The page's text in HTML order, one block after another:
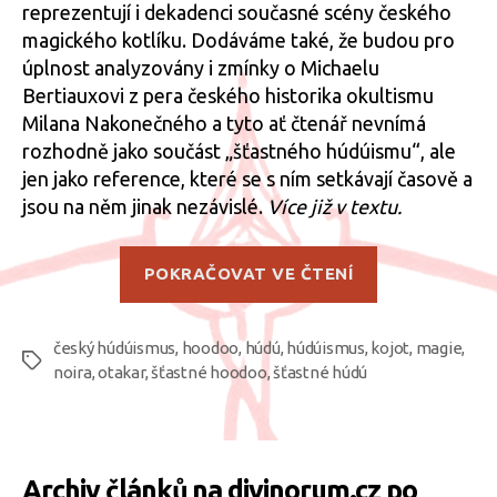
reprezentují i dekadenci současné scény českého
magického kotlíku. Dodáváme také, že budou pro
úplnost analyzovány i zmínky o Michaelu
Bertiauxovi z pera českého historika okultismu
Milana Nakonečného a tyto ať čtenář nevnímá
rozhodně jako součást „šťastného húdúismu“, ale
jen jako reference, které se s ním setkávají časově a
jsou na něm jinak nezávislé.Více již v textu.
POKRAČOVAT VE ČTENÍ
„O
fenoménu
húdúistů“,
Štítky
český húdúismus, hoodoo, húdú, húdúismus, kojot, magie,
noira,otakar,šťastné hoodoo,šťastné húdú
Archiv článků na divinorum.cz po